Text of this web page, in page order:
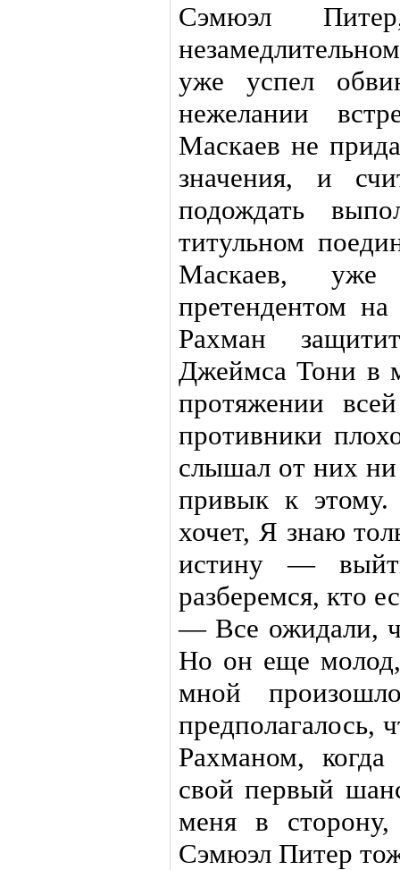
Сэмюэл
уже успел
нежелании
Маскаев не
значения, и
подождать
титульном
Маскаев, уже
претендентом
Рахман
Джеймса Тони в
протяжении
противники
слышал от них ни
привык к этому.
хочет, Я знаю
истину —
разберемся, кто
— Все ожидали,
Но он еще
мной
предполагалось,
Рахманом,
свой первый
меня в
Сэмюэл Питер